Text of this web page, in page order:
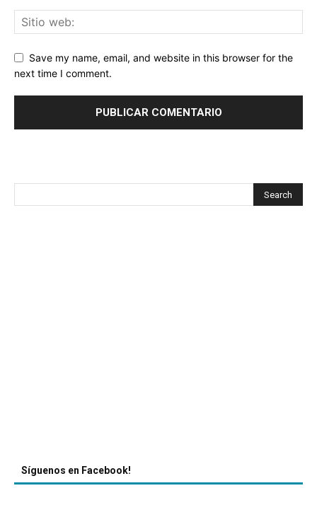
Save my name, email, and website in this browser for the
next time I comment.
Síguenos en Facebook!